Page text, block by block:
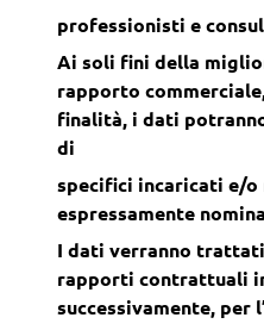
professionisti e
Ai soli fini della
rapporto
finalità, i dati
di
specifici incaricati e/o
espressamente
I dati verranno
rapporti contrattuali
successivamente, per